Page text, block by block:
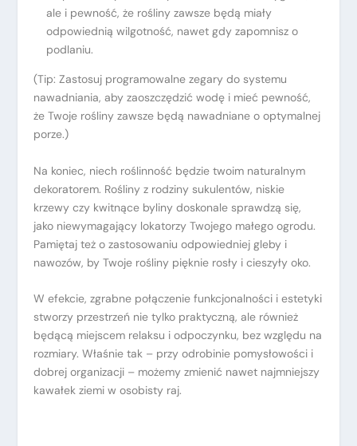
ale i pewność, że rośliny zawsze będą miały
odpowiednią wilgotność, nawet gdy zapomnisz o
podlaniu.
(Tip: Zastosuj programowalne zegary do systemu
nawadniania, aby zaoszczędzić wodę i mieć pewność,
że Twoje rośliny zawsze będą nawadniane o optymalnej
porze.)
Na koniec, niech roślinność będzie twoim naturalnym
dekoratorem. Rośliny z rodziny sukulentów, niskie
krzewy czy kwitnące byliny doskonale sprawdzą się,
jako niewymagający lokatorzy Twojego małego ogrodu.
Pamiętaj też o zastosowaniu odpowiedniej gleby i
nawozów, by Twoje rośliny pięknie rosły i cieszyły oko.
W efekcie, zgrabne połączenie funkcjonalności i estetyki
stworzy przestrzeń nie tylko praktyczną, ale również
będącą miejscem relaksu i odpoczynku, bez względu na
rozmiary. Właśnie tak – przy odrobinie pomysłowości i
dobrej organizacji – możemy zmienić nawet najmniejszy
kawałek ziemi w osobisty raj.